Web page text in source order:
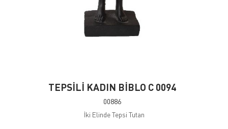
TEPSİLİ KADIN BİBLO C 0094
00886
İki Elinde Tepsi Tutan